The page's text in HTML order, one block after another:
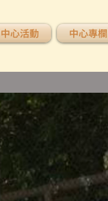
中心活動 中心專欄